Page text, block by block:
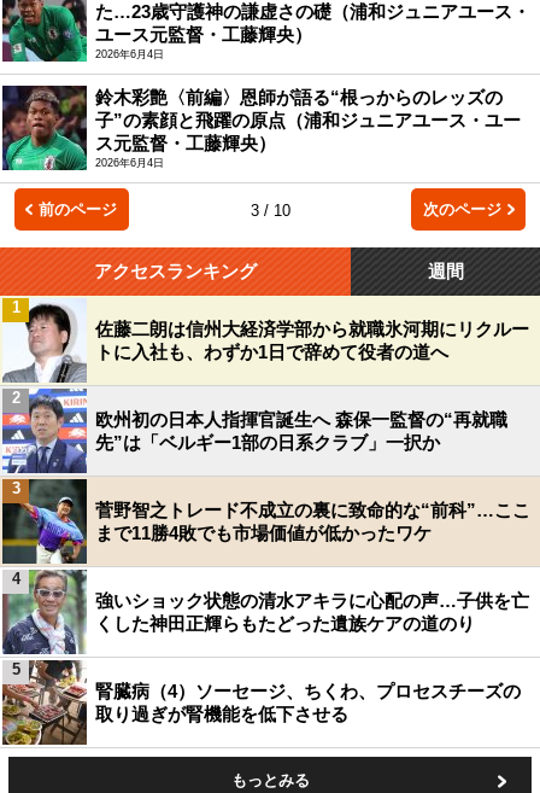
た…23歳守護神の謙虚さの礎（浦和ジュニアユース・
ユース元監督・工藤輝央）
2026年6月4日
鈴木彩艶〈前編〉恩師が語る“根っからのレッズの
子”の素顔と飛躍の原点（浦和ジュニアユース・ユー
ス元監督・工藤輝央）
2026年6月4日
前のページ 3 / 10 次のページ
アクセスランキング 週間
佐藤二朗は信州大経済学部から就職氷河期にリクルー
トに入社も、わずか1日で辞めて役者の道へ
1
欧州初の日本人指揮官誕生へ 森保一監督の“再就職
先”は「ベルギー1部の日系クラブ」一択か
2
菅野智之トレード不成立の裏に致命的な“前科”…ここ
まで11勝4敗でも市場価値が低かったワケ
3
強いショック状態の清水アキラに心配の声…子供を亡
くした神田正輝らもたどった遺族ケアの道のり
4
腎臓病（4）ソーセージ、ちくわ、プロセスチーズの
取り過ぎが腎機能を低下させる
5
もっとみる